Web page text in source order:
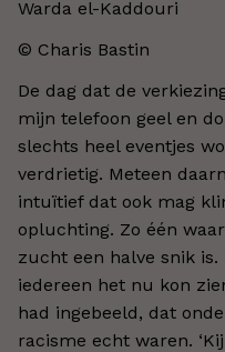
Warda el-Kaddouri
© Charis Bastin
De dag dat de
mijn telefoon geel en
slechts heel eventjes
verdrietig. Meteen
intuïtief dat ook mag
opluchting. Zo één
zucht een halve snik
iedereen het nu kon
had ingebeeld, dat
racisme echt waren.